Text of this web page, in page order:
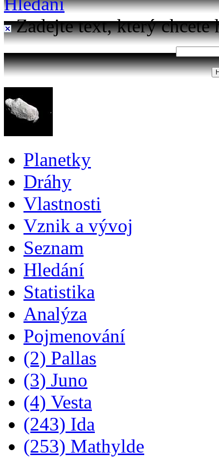
Zadejte text, který chcete
Planetky
Dráhy
Vlastnosti
Vznik a vývoj
Seznam
Hledání
Statistika
Analýza
Pojmenování
(2) Pallas
(3) Juno
(4) Vesta
(243) Ida
(253) Mathylde